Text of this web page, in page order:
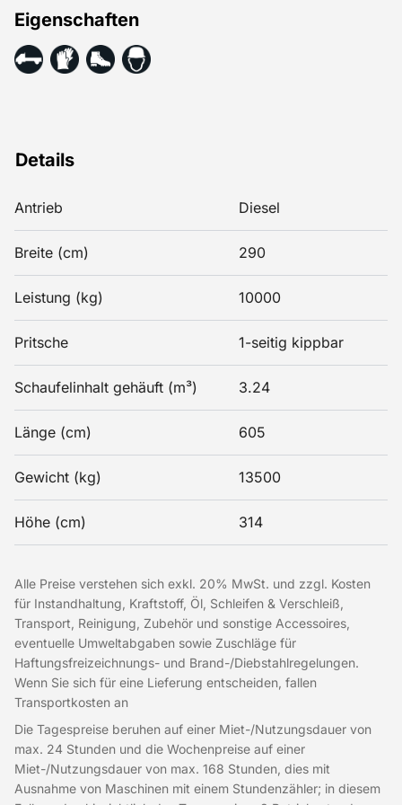
unumstößlich bewiesen und ist auch unter den
schwierigsten Bedingungen besonders langlebig.
Details
Antrieb Diesel
Breite (cm) 290
Leistung (kg) 10000
Pritsche 1-seitig kippbar
Schaufelinhalt gehäuft (m³) 3.24
Länge (cm) 605
Gewicht (kg) 13500
Höhe (cm) 314
Eigenschaften
Alle Preise verstehen sich exkl. 20% MwSt. und zzgl. Kosten
für Instandhaltung, Kraftstoff, Öl, Schleifen & Verschleiß,
Transport, Reinigung, Zubehör und sonstige Accessoires,
eventuelle Umweltabgaben sowie Zuschläge für
Haftungsfreizeichnungs- und Brand-/Diebstahlregelungen.
Wenn Sie sich für eine Lieferung entscheiden, fallen
Transportkosten an
Die Tagespreise beruhen auf einer Miet-/Nutzungsdauer von
max. 24 Stunden und die Wochenpreise auf einer
Miet-/Nutzungsdauer von max. 168 Stunden, dies mit
Ausnahme von Maschinen mit einem Stundenzähler; in diesem